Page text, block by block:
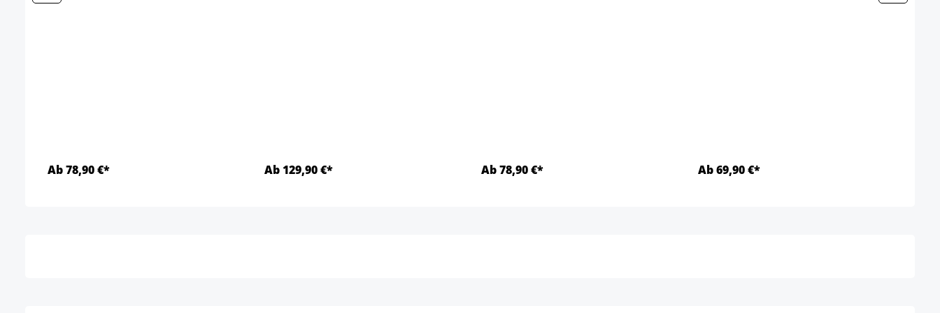
Ab 78,90 €* Ab 129,90 €* Ab 78,90 €* Ab 69,90 €*